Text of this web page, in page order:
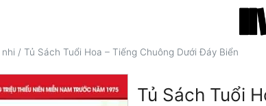
/Tủ Sách Tuổi Hoa – Tiếng Chuông Dưới Đáy Biển
Tủ Sách Tuổi